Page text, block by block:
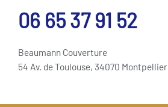
06 65 37 91 52
Beaumann Couverture
54 Av. de Toulouse, 34070 Montpellier